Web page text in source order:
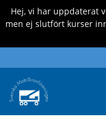
Hej, vi har uppdaterat
men ej slutfört kurser